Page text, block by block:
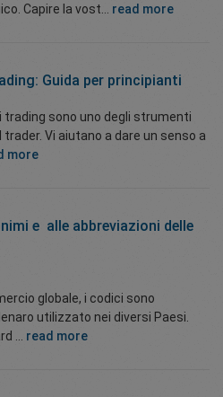
Capire la vost... read more
: Guida per principianti
trading sono uno degli strumenti
Vi aiutano a dare un senso a
more
e alle abbreviazioni delle
globale, i codici sono
utilizzato nei diversi Paesi.
... read more